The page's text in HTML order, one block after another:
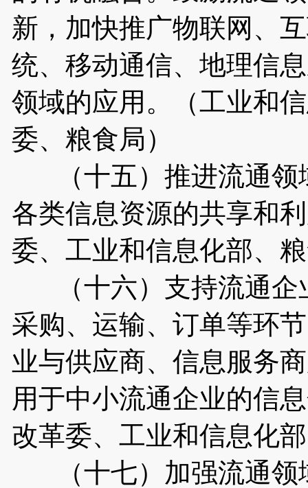
新，加快推广物联网、
统、移动通信、地理信
领域的应用。（工业和
委、粮食局）
（十五）推进流通领
各类信息资源的共享和
委、工业和信息化部、
（十六）支持流通企
采购、运输、订单等环
业与供应商、信息服务
用于中小流通企业的信
改革委、工业和信息化
（十七）加强流通领